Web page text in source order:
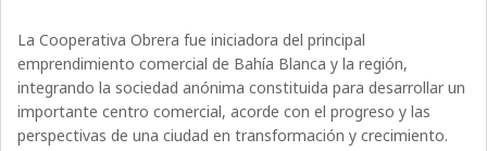
La Cooperativa Obrera fue iniciadora del principal
emprendimiento comercial de Bahía Blanca y la región,
integrando la sociedad anónima constituida para desarrollar un
importante centro comercial, acorde con el progreso y las
perspectivas de una ciudad en transformación y crecimiento.